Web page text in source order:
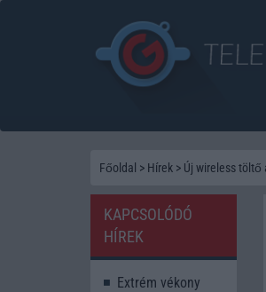
Főoldal > Hírek > Új wireless töltő
KAPCSOLÓDÓ
HÍREK
Extrém vékony